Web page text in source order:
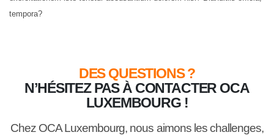
tempora?
DES QUESTIONS ?
N’HÉSITEZ PAS À CONTACTER OCA
LUXEMBOURG !
Chez OCA Luxembourg, nous aimons leschallenges,